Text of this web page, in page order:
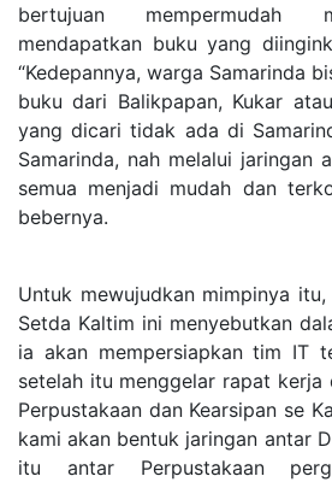
bertujuan mempermudah
mendapatkan buku yang
“Kedepannya, warga Samarinda
buku dari Balikpapan, Kukar
yang dicari tidak ada di
Samarinda, nah melalui jaringan
semua menjadi mudah dan
bebernya.
Untuk mewujudkan mimpinya
Setda Kaltim ini menyebutkan
ia akan mempersiapkan tim IT
setelah itu menggelar rapat kerja
Perpustakaan dan Kearsipan se
kami akan bentuk jaringan antar
itu antar Perpustakaan